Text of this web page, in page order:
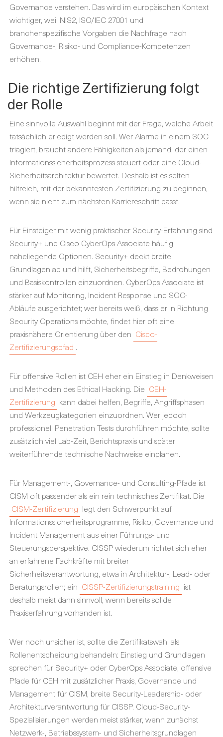
Governance verstehen. Das wird im europäischen Kontext
wichtiger, weil NIS2, ISO/IEC 27001 und
branchenspezifische Vorgaben die Nachfrage nach
Governance-, Risiko- und Compliance-Kompetenzen
erhöhen.
Die richtige Zertifizierung folgt
der Rolle
Eine sinnvolle Auswahl beginnt mit der Frage, welche Arbeit
tatsächlich erledigt werden soll. Wer Alarme in einem SOC
triagiert, braucht andere Fähigkeiten als jemand, der einen
Informationssicherheitsprozess steuert oder eine Cloud-
Sicherheitsarchitektur bewertet. Deshalb ist es selten
hilfreich, mit der bekanntesten Zertifizierung zu beginnen,
wenn sie nicht zum nächsten Karriereschritt passt.
Für Einsteiger mit wenig praktischer Security-Erfahrung sind
Security+ und Cisco CyberOps Associate häufig
naheliegende Optionen. Security+ deckt breite
Grundlagen ab und hilft, Sicherheitsbegriffe, Bedrohungen
und Basiskontrollen einzuordnen. CyberOps Associate ist
stärker auf Monitoring, Incident Response und SOC-
Abläufe ausgerichtet; wer bereits weiß, dass er in Richtung
Security Operations möchte, findet hier oft eine
praxisnähere Orientierung über den Cisco-
Zertifizierungspfad .
Für offensive Rollen ist CEH eher ein Einstieg in Denkweisen
und Methoden des Ethical Hacking. Die CEH-
Zertifizierung kann dabei helfen, Begriffe, Angriffsphasen
und Werkzeugkategorien einzuordnen. Wer jedoch
professionell Penetration Tests durchführen möchte, sollte
zusätzlich viel Lab-Zeit, Berichtspraxis und später
weiterführende technische Nachweise einplanen.
Für Management-, Governance- und Consulting-Pfade ist
CISM oft passender als ein rein technisches Zertifikat. Die
CISM-Zertifizierung legt den Schwerpunkt auf
Informationssicherheitsprogramme, Risiko, Governance und
Incident Management aus einer Führungs- und
Steuerungsperspektive. CISSP wiederum richtet sich eher
an erfahrene Fachkräfte mit breiter
Sicherheitsverantwortung, etwa in Architektur-, Lead- oder
Beratungsrollen; ein CISSP-Zertifizierungstraining ist
deshalb meist dann sinnvoll, wenn bereits solide
Praxiserfahrung vorhanden ist.
Wer noch unsicher ist, sollte die Zertifikatswahl als
Rollenentscheidung behandeln: Einstieg und Grundlagen
sprechen für Security+ oder CyberOps Associate, offensive
Pfade für CEH mit zusätzlicher Praxis, Governance und
Management für CISM, breite Security-Leadership- oder
Architekturverantwortung für CISSP. Cloud-Security-
Spezialisierungen werden meist stärker, wenn zunächst
Netzwerk-, Betriebssystem- und Sicherheitsgrundlagen